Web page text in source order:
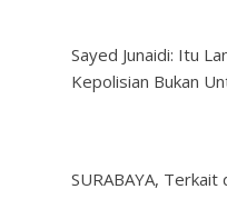
Sayed Junaidi: Itu
Kepolisian Bukan
SURABAYA,